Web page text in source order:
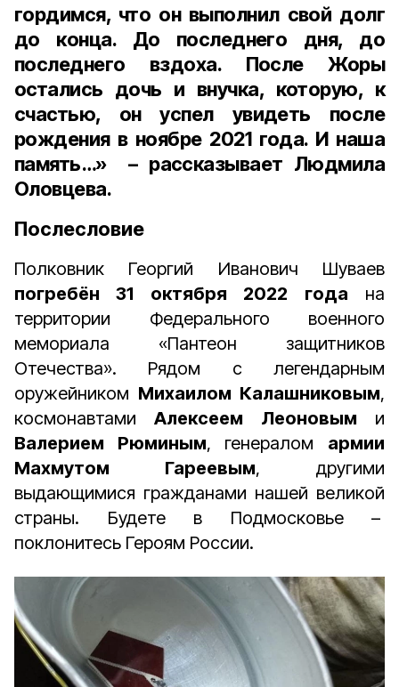
гордимся, что он выполнил свой долг
до конца. До последнего дня, до
последнего вздоха. После Жоры
остались дочь и внучка, которую, к
счастью, он успел увидеть после
рождения в ноябре 2021 года. И наша
память…» – рассказывает Людмила
Оловцева.
Послесловие
Полковник Георгий Иванович Шуваев
погребён 31 октября 2022 года на
территории Федерального военного
мемориала «Пантеон защитников
Отечества». Рядом с легендарным
оружейником Михаилом Калашниковым,
космонавтамиАлексеем Леоновым и
Валерием Рюминым, генералом армии
Махмутом Гареевым, другими
выдающимися гражданами нашей великой
страны. Будете в Подмосковье –
поклонитесь Героям России.